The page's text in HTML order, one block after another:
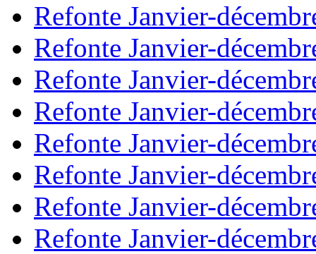
Refonte Janvier-
Refonte Janvier-
Refonte Janvier-
Refonte Janvier-
Refonte Janvier-
Refonte Janvier-
Refonte Janvier-
Refonte Janvier-